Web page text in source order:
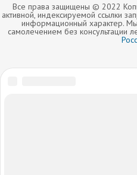
Все права защищены © 2022
активной, индексируемой ссылки
информационный характер.
самолечением без консультации